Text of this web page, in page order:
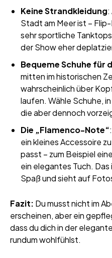
Keine Strandkleidung:
Stadt am Meer ist –
sehr sportliche
der Show eher
Bequeme Schuhe für
mitten im historischen
wahrscheinlich über
laufen. Wähle Schuhe,
die aber dennoch
Die „Flamenco-Note“
ein kleines Accessoire
passt – zum Beispiel
ein elegantes Tuch.
Spaß und sieht auf
Fazit: Du musst nicht im
erscheinen, aber ein
dass du dich in der
rundum wohlfühlst.